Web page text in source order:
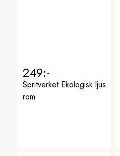
249:-
Spritverket Ekologisk ljus
rom